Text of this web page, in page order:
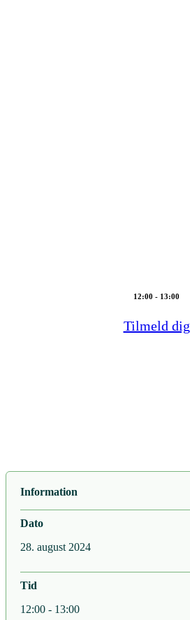
12:00 - 13:00
Tilmeld dig
Information
Dato
28. august 2024
Tid
12:00 - 13:00